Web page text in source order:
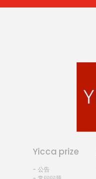
Yicca prize
- 公告